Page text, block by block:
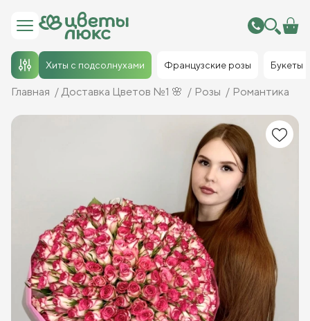
Хиты с подсолнухами Французские розы Букеты
Главная Доставка Цветов №1 🌸 Розы Романтика